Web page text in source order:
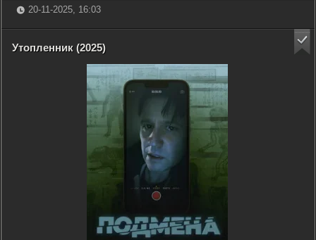
20-11-2025, 16:03
Утопленник (2025)